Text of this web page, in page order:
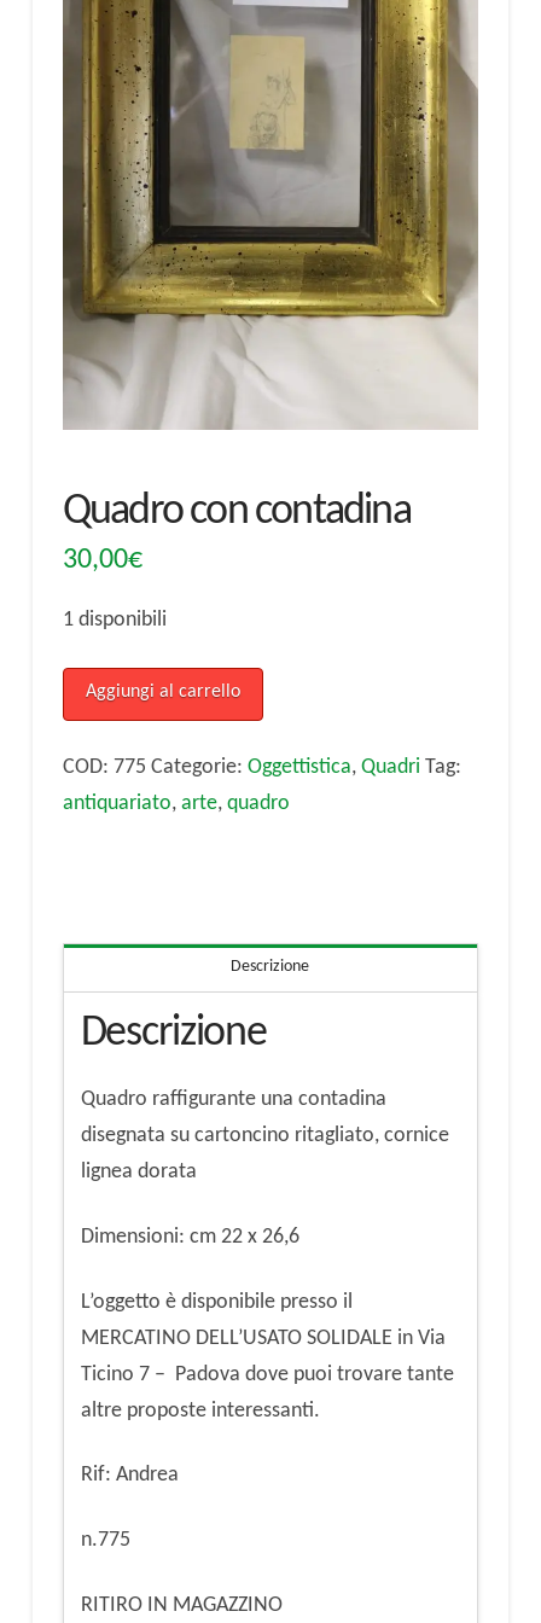
Quadro con contadina
30,00€
1 disponibili
Quadro
con
contadina
quantità
Aggiungi al carrello
COD: 775 Categorie: Oggettistica, Quadri Tag:
antiquariato, arte, quadro
Descrizione
Descrizione
Quadro raffigurante una contadina
disegnata su cartoncino ritagliato, cornice
lignea dorata
Dimensioni: cm 22 x 26,6
L’oggetto è disponibile presso il
MERCATINO DELL’USATO SOLIDALE in Via
Ticino 7 – Padova dove puoi trovare tante
altre proposte interessanti.
Rif: Andrea
n.775
RITIRO IN MAGAZZINO